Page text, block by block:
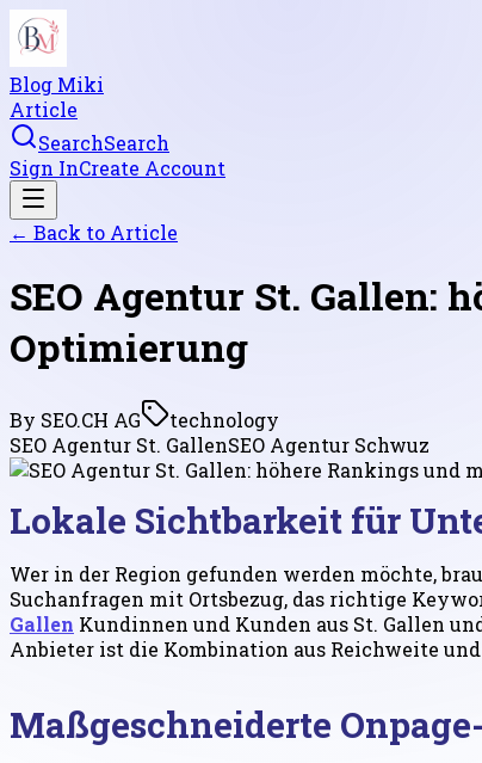
Blog Miki
Article
SearchSearch
Sign InCreate Account
← Back to Article
SEO Agentur St. Gallen:
Optimierung
By SEO.CH AG
technology
SEO Agentur St. GallenSEO Agentur Schwuz
Lokale Sichtbarkeit für
Wer in der Region gefunden werden möchte,
Suchanfragen mit Ortsbezug, das richtige
Gallen Kundinnen und Kunden aus St. Gallen
Anbieter ist die Kombination aus Reichweite
Maßgeschneiderte